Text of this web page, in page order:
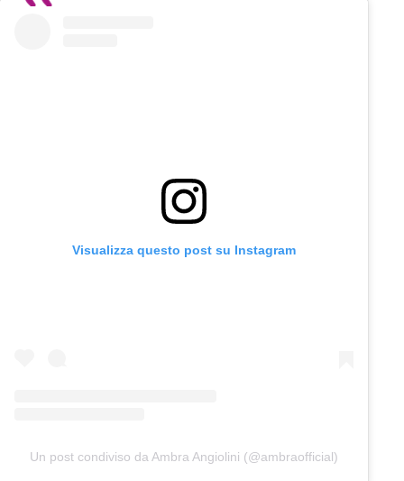
Visualizza questo post su Instagram
Un post condiviso da Ambra Angiolini (@ambraofficial)